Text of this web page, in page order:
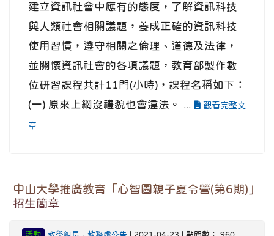
建立資訊社會中應有的態度，了解資訊科技
與人類社會相關議題，養成正確的資訊科技
使用習慣，遵守相關之倫理、道德及法律，
並關懷資訊社會的各項議題，教育部製作數
位研習課程共計11門(小時)，課程名稱如下：
(一) 原來上網沒禮貌也會違法。 ...
觀看完整文
章
中山大學推廣教育「心智圖親子夏令營(第6期)」
招生簡章
活動 教學組長 - 教務處公告 | 2021-04-23 | 點閱數： 960